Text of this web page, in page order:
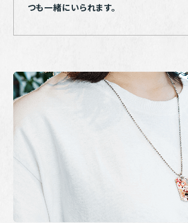
つも一緒にいられます。